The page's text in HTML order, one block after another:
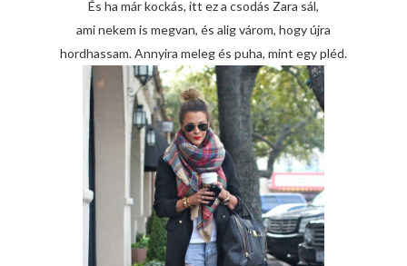
És ha már kockás, itt ez a csodás Zara sál,
ami nekem is megvan, és alig várom, hogy újra
hordhassam. Annyira meleg és puha, mint egy pléd.